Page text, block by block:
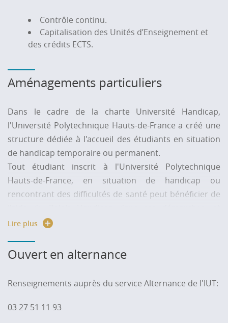
Contrôle continu.
Capitalisation des Unités d’Enseignement et
des crédits ECTS.
Aménagements particuliers
Dans le cadre de la charte Université Handicap,
l'Université Polytechnique Hauts-de-France a créé une
structure dédiée à l'accueil des étudiants en situation
de handicap temporaire ou permanent.
Tout étudiant inscrit à l'Université Polytechnique
Hauts-de-France, en situation de handicap ou
rencontrant des difficultés de santé peut bénéficier de
notamment dans la déclaration de son handicap s'il le
nature du handicap et sa durée. Cette structure assure
Lire plus
Ouvert en alternance
Renseignements auprès du service Alternance de l'IUT:
03 27 51 11 93